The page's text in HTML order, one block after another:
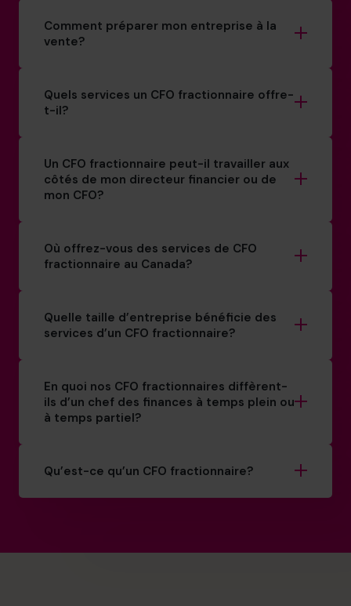
Comment préparer mon entreprise à la
vente?
Quels services un CFO fractionnaire offre-
t-il?
Un CFO fractionnaire peut-il travailler aux
côtés de mon directeur financier ou de
mon CFO?
Où offrez-vous des services de CFO
fractionnaire au Canada?
Quelle taille d’entreprise bénéficie des
services d’un CFO fractionnaire?
En quoi nos CFO fractionnaires diffèrent-
ils d’un chef des finances à temps plein ou
à temps partiel?
Qu’est-ce qu’un CFO fractionnaire?